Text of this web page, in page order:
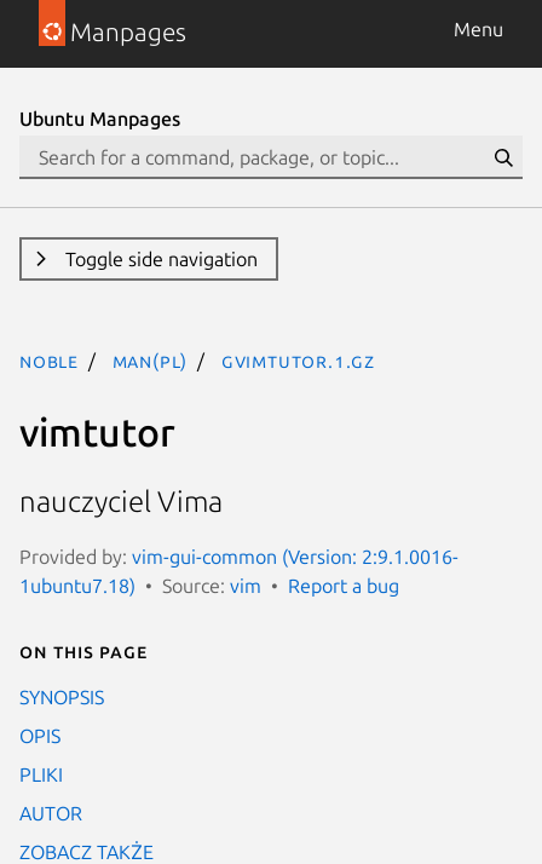
Manpages Menu
Ubuntu Manpages
Toggle side navigation
noble man(pl) gvimtutor.1.gz
vimtutor
nauczyciel Vima
Provided by: vim-gui-common (Version: 2:9.1.0016-
1ubuntu7.18)
Source: vim Report a bug
On this page
SYNOPSIS
OPIS
PLIKI
AUTOR
ZOBACZ TAKŻE